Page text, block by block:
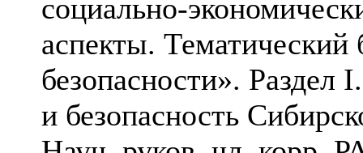
социально-
аспекты.
безопасности». Раздел
и безопасность